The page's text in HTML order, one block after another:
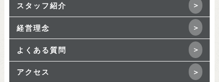
スタッフ紹介
経営理念
よくある質問
アクセス